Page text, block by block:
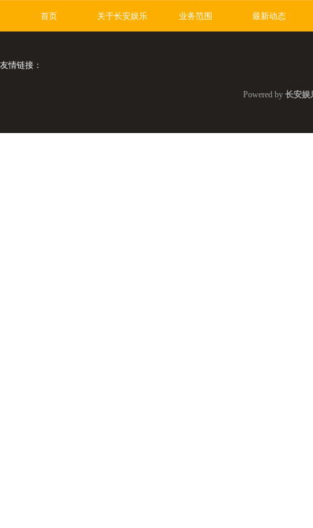
首页 关于长安娱乐 业务范围 最新动态
友情链接：
Powered by 长安娱